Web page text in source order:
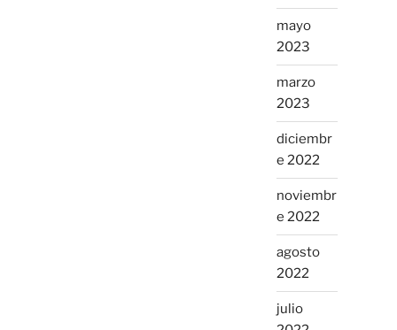
mayo
2023
marzo
2023
diciembr
e 2022
noviembr
e 2022
agosto
2022
julio